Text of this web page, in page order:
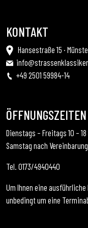
KONTAKT
Hansestraße 15 ·
+49 2501 59984-14
ÖFFNUNGSZEITEN
Dienstags – Freitags 10 – 18
Samstag nach Vereinbarung
Tel. 0173/4940440
Um Ihnen eine
unbedingt um eine